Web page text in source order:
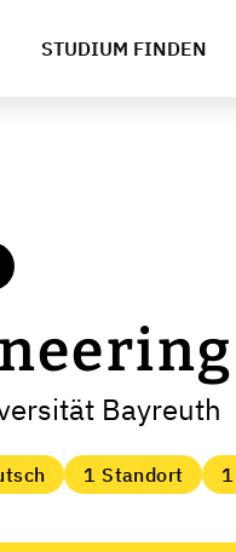
STUDIUM FINDEN
Bayreuth
1 Standort